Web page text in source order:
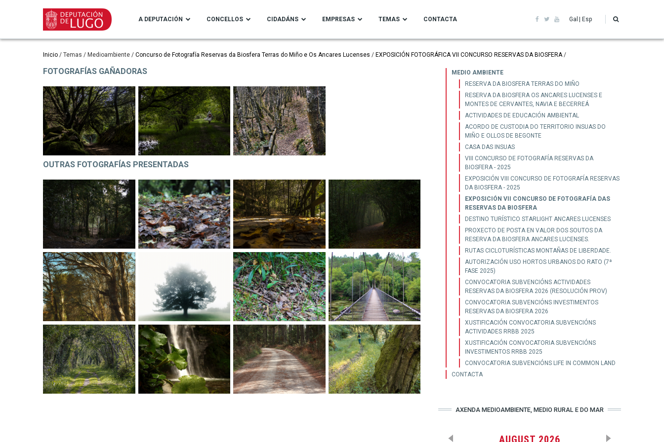
principal
A DEPUTACIÓN CONCELLOS CIDADÁNS EMPRESAS TEMAS CONTACTA Gal Esp
Miga
de
pan
Inicio Temas Medioambiente Concurso de Fotografía Reservas da Biosfera Terras do Miño e Os Ancares Lucenses EXPOSICIÓN FOTOGRÁFICA VII CONCURSO RESERVAS DA BIOSFERA
FOTOGRAFÍAS GAÑADORAS
OUTRAS FOTOGRAFÍAS PRESENTADAS
Medioambiente
MEDIO AMBIENTE
RESERVA DA BIOSFERA TERRAS DO MIÑO
RESERVA DA BIOSFERA OS ANCARES LUCENSES E
MONTES DE CERVANTES, NAVIA E BECERREÁ
ACTIVIDADES DE EDUCACIÓN AMBIENTAL
ACORDO DE CUSTODIA DO TERRITORIO INSUAS DO
MIÑO E OLLOS DE BEGONTE
CASA DAS INSUAS
VIII CONCURSO DE FOTOGRAFÍA RESERVAS DA
BIOSFERA - 2025
EXPOSICIÓN VIII CONCURSO DE FOTOGRAFÍA RESERVAS
DA BIOSFERA - 2025
EXPOSICIÓN VII CONCURSO DE FOTOGRAFÍA DAS
RESERVAS DA BIOSFERA
DESTINO TURÍSTICO STARLIGHT ANCARES LUCENSES
PROXECTO DE POSTA EN VALOR DOS SOUTOS DA
RESERVA DA BIOSFERA ANCARES LUCENSES.
RUTAS CICLOTURÍSTICAS MONTAÑAS DE LIBERDADE.
AUTORIZACIÓN USO HORTOS URBANOS DO RATO (7ª
FASE 2025)
CONVOCATORIA SUBVENCIÓNS ACTIVIDADES
RESERVAS DA BIOSFERA 2026 (RESOLUCIÓN PROV)
CONVOCATORIA SUBVENCIÓNS INVESTIMENTOS
RESERVAS DA BIOSFERA 2026
XUSTIFICACIÓN CONVOCATORIA SUBVENCIÓNS
ACTIVIDADES RRBB 2025
XUSTIFICACIÓN CONVOCATORIA SUBVENCIÓNS
INVESTIMENTOS RRBB 2025
CONVOCATORIA SUBVENCIÓNS LIFE IN COMMON LAND
CONTACTA
AXENDA MEDIOAMBIENTE, MEDIO RURAL E DO MAR
AUGUST 2026